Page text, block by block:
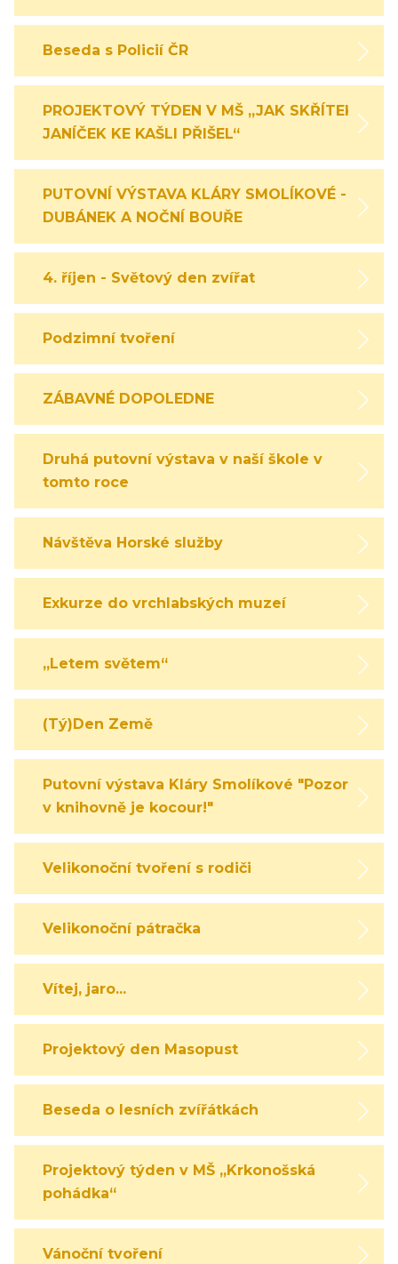
Beseda s Policií ČR
PROJEKTOVÝ TÝDEN V MŠ „JAK SKŘÍTEK
JANÍČEK KE KAŠLI PŘIŠEL“
PUTOVNÍ VÝSTAVA KLÁRY SMOLÍKOVÉ -
DUBÁNEK A NOČNÍ BOUŘE
4. říjen - Světový den zvířat
Podzimní tvoření
ZÁBAVNÉ DOPOLEDNE
Druhá putovní výstava v naší škole v
tomto roce
Návštěva Horské služby
Exkurze do vrchlabských muzeí
„Letem světem“
(Tý)Den Země
Putovní výstava Kláry Smolíkové "Pozor,
v knihovně je kocour!"
Velikonoční tvoření s rodiči
Velikonoční pátračka
Vítej, jaro...
Projektový den Masopust
Beseda o lesních zvířátkách
Projektový týden v MŠ „Krkonošská
pohádka“
Vánoční tvoření